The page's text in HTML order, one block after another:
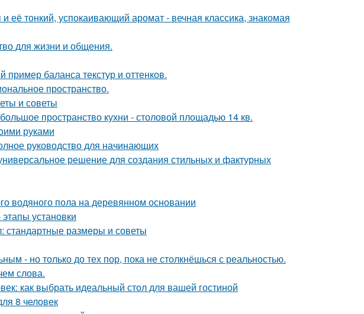
тонкий, успокаивающий аромат - вечная классика, знакомая
для жизни и общения.
баланса текстур и оттенков.
пространство.
и советы
пространство кухни - столовой площадью 14 кв.
руками
руководство для начинающих
решение для создания стильных и фактурных
водяного пола на деревянном основании
установки
стандартные размеры и советы
- но только до тех пор, пока не столкнёшься с реальностью.
слова.
как выбрать идеальный стол для вашей гостиной
8 человек